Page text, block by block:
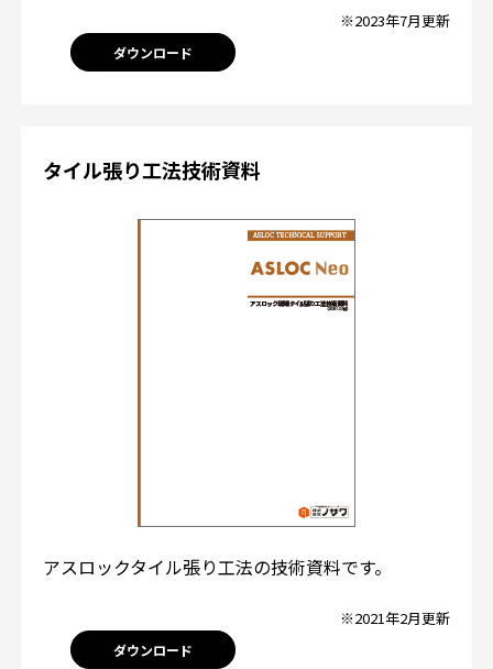
※2023年7月更新
ダウンロード
タイル張り工法技術資料
アスロックタイル張り工法の技術資料です。
※2021年2月更新
ダウンロード